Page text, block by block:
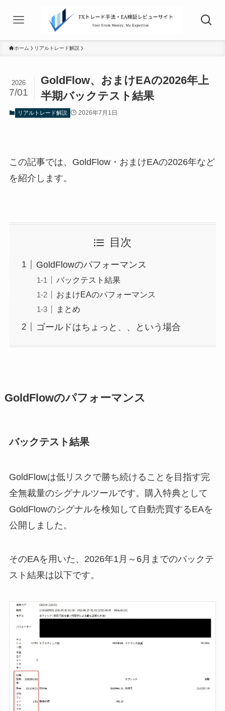
ホーム リアルトレード解説
GoldFlow、おまけEAの2026年上
半期バックテスト結果
2026
7/01
リアルトレード解説 2026年7月1日
この記事では、GoldFlow・おまけEAの2026年など
を紹介します。
目次
GoldFlowのパフォーマンス
バックテスト結果
おまけEAのパフォーマンス
まとめ
ゴールドはちょっと、、という場合
GoldFlowのパフォーマンス
バックテスト結果
GoldFlowは低リスクで勝ち続けることを目指す完
全無裁量のシグナルツールです。購入特典として
GoldFlowのシグナルを検知して自動売買するEAを
公開しました。
そのEAを用いた、2026年1月～6月までのバックテ
スト結果は以下です。